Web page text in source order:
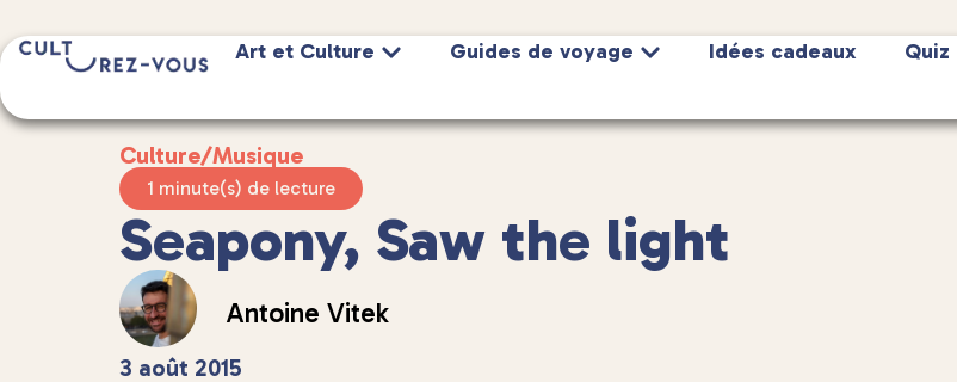
Art et Culture Guides de voyage Idées cadeaux Quiz
Culture/Musique
1 minute(s) de lecture
Seapony, Saw the light
Antoine Vitek
3 août 2015